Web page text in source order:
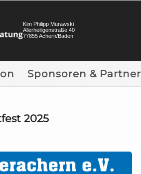
Kim Philipp Murawski
Allerheiligenstraße 40
77855 Achern/Baden
Sponsoren & Partner
2025